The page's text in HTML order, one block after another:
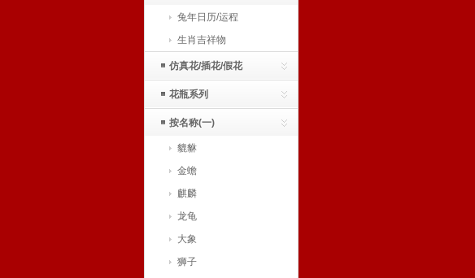
兔年日历/运程
生肖吉祥物
仿真花/插花/假花
花瓶系列
按名称(一)
貔貅
金蟾
麒麟
龙龟
大象
狮子